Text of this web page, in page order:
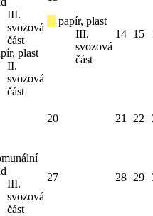
III.
svozová
část
plast
II.
svozová
část
papír, plast
III.
svozová
část
14 15
20 21 22
III.
svozová
část
27 28 29